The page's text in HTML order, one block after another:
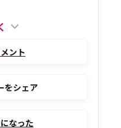
ント
をシェア
なった